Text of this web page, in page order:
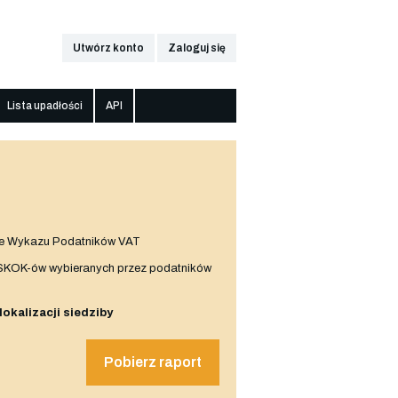
Utwórz konto Zaloguj się
Lista upadłości API
Wykazu Podatników VAT
ów wybieranych przez podatników
lokalizacji siedziby
Pobierz raport